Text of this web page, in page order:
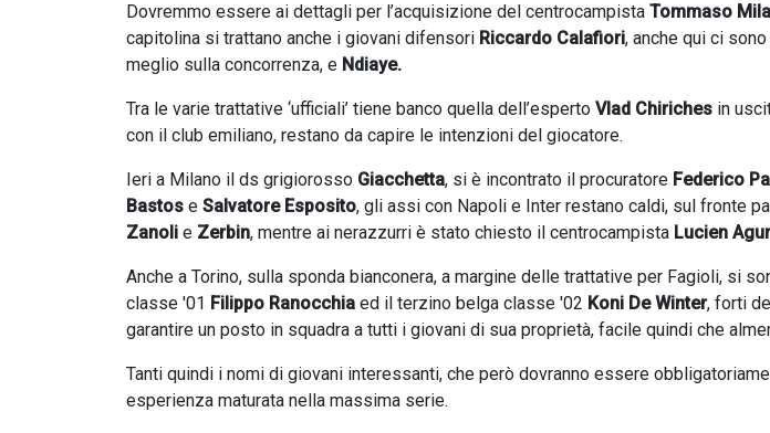
Dovremmo essere ai dettagli per l’acquisizione del centrocampista Tommaso
capitolina si trattano anche i giovani difensori Riccardo Calafiori, anche qui ci
meglio sulla concorrenza, e Ndiaye.
Tra le varie trattative ‘ufficiali’ tiene banco quella dell’esperto Vlad Chiriches in
con il club emiliano, restano da capire le intenzioni del giocatore.
Ieri a Milano il ds grigiorosso Giacchetta, si è incontrato il procuratore Federico
Bastos e Salvatore Esposito, gli assi con Napoli e Inter restano caldi, sul fronte
Zanoli e Zerbin, mentre ai nerazzurri è stato chiesto il centrocampista Lucien
Anche a Torino, sulla sponda bianconera, a margine delle trattative per Fagioli, si
classe '01 Filippo Ranocchia ed il terzino belga classe '02 Koni De Winter, forti
garantire un posto in squadra a tutti i giovani di sua proprietà, facile quindi che
Tanti quindi i nomi di giovani interessanti, che però dovranno essere
esperienza maturata nella massima serie.